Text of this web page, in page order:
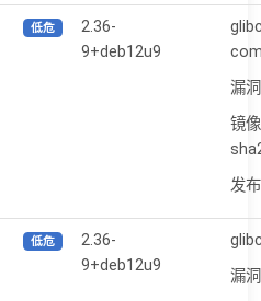
低危
2.36-
9+deb12u9
漏
镜
发
低危
2.36-
9+deb12u9
漏